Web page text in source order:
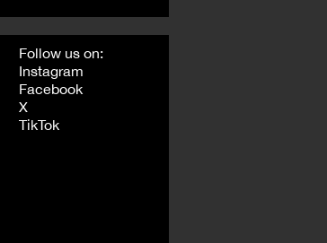
Follow us on:
Instagram
Facebook
X
TikTok